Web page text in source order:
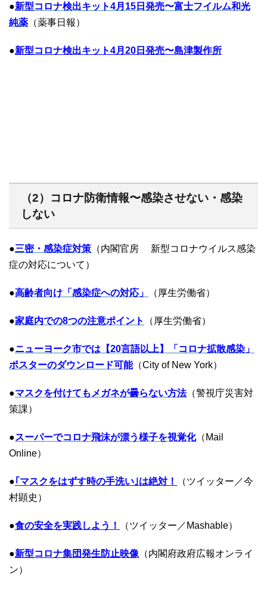
●新型コロナ検出キット4月15日発売〜富士フイルム和光
純薬 （薬事日報）
●新型コロナ検出キット4月20日発売〜島津製作所
（2）コロナ防衛情報〜感染させない・感染
しない
●三密・感染症対策 （内閣官房 新型コロナウイルス感染
症の対応について）
●高齢者向け「感染症への対応」 （厚生労働省）
●家庭内での8つの注意ポイント （厚生労働省）
●ニューヨーク市では【20言語以上】「コロナ拡散感染」
ポスターのダウンロード可能（City of New York）
●マスクを付けてもメガネが曇らない方法（警視庁災害対
策課）
●スーパーでコロナ飛沫が漂う様子を視覚化（Mail
Online）
●｢マスクをはずす時の手洗い｣は絶対！
（ツイッター／今
村顕史）
●食の安全を実践しよう！ （ツイッター／Mashable）
●新型コロナ集団発生防止映像 （内閣府政府広報オンライ
ン）